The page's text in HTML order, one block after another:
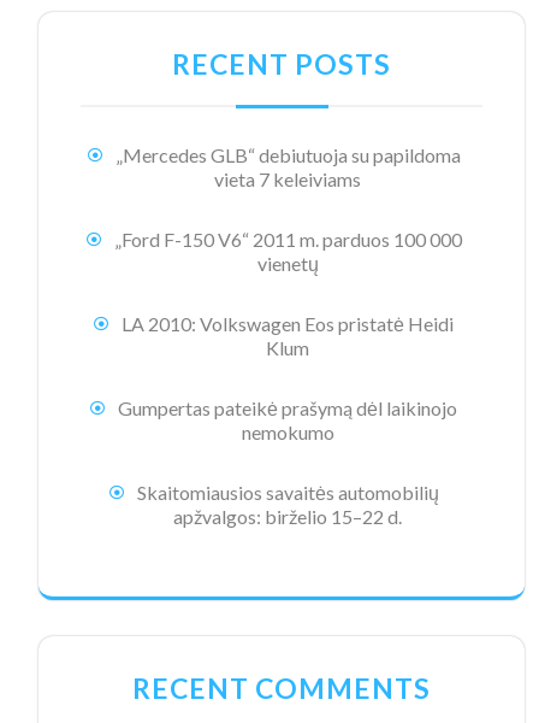
RECENT POSTS
„Mercedes GLB“ debiutuoja su papildoma
vieta 7 keleiviams
„Ford F-150 V6“ 2011 m. parduos 100 000
vienetų
LA 2010: Volkswagen Eos pristatė Heidi
Klum
Gumpertas pateikė prašymą dėl laikinojo
nemokumo
Skaitomiausios savaitės automobilių
apžvalgos: birželio 15–22 d.
RECENT COMMENTS